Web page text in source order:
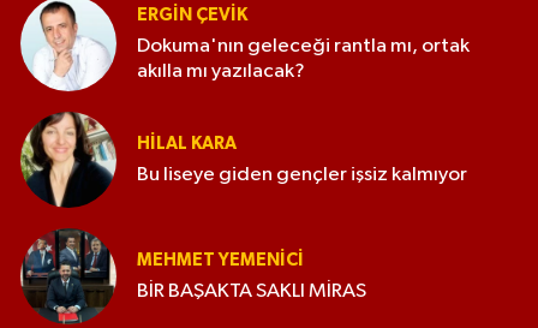
ERGIN ÇEVİK
Dokuma'nın geleceği rantla mı, ortak
akılla mı yazılacak?
HILAL KARA
Bu liseye giden gençler işsiz kalmıyor
MEHMET YEMENICI
BİR BAŞAKTA SAKLI MİRAS